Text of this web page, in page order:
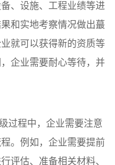
、设施、工程业绩等进
和实地考察情况做出蕞
就可以获得新的资质等
企业需要耐心等待，并
过程中，企业需要注意
。例如，企业需要提前
评估、准备相关材料、